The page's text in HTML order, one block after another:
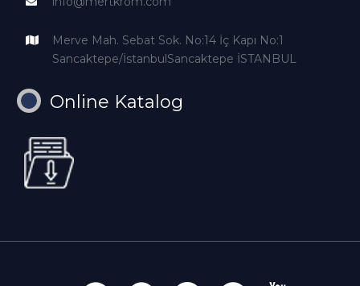
Merve Mah. Sebat Sok. No:14 İç Kapı No:1
Sancaktepe/İstanbulSancaktepe İSTANBUL
Online Katalog